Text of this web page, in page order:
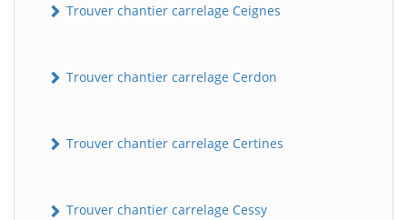
Trouver chantier carrelage Ceignes
Trouver chantier carrelage Cerdon
Trouver chantier carrelage Certines
Trouver chantier carrelage Cessy